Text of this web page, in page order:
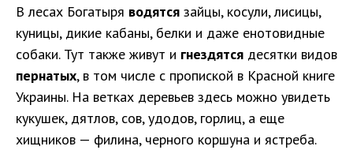
В лесах Богатыря водятся зайцы, косули, лисицы,
куницы, дикие кабаны, белки и даже енотовидные
собаки. Тут также живут и гнездятся десятки видов
пернатых, в том числе с пропиской в Красной книге
Украины. На ветках деревьев здесь можно увидеть
кукушек, дятлов, сов, удодов, горлиц, а еще
хищников — филина, черного коршуна и ястреба.